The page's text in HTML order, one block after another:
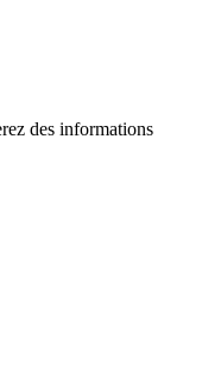
des informations